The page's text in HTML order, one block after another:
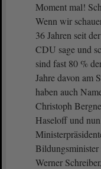
Moment mal!
Wenn wir
36 Jahren seit
CDU sage und
sind fast 80 %
Jahre davon am
haben auch
Christoph
Haseloff und
Bildungsminister
Werner